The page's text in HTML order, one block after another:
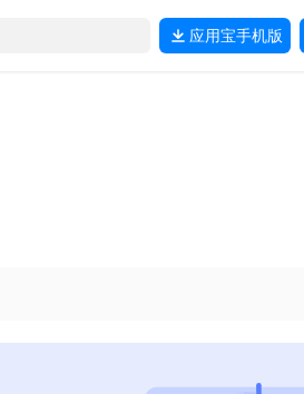
应用宝手机版